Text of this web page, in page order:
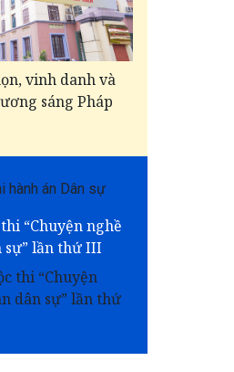
vinh danh và
sáng Pháp
“Chuyện nghề
sự” lần thứ III